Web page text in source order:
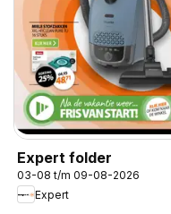
Expert folder
03-08 t/m 09-08-2026
Expert